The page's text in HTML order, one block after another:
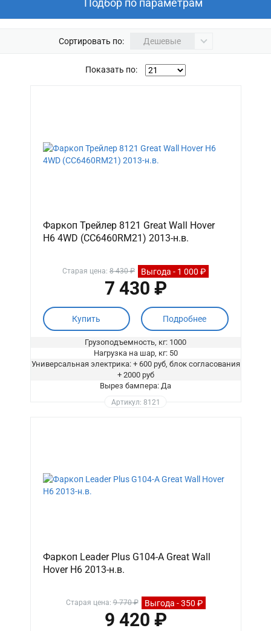
Подбор по параметрам
Сортировать по: Дешевые
Показать по:
Фаркоп Трейлер 8121 Great Wall Hover
H6 4WD (СС6460RМ21) 2013-н.в.
Старая цена: 8 430 ₽ Выгода - 1 000 ₽
7 430 ₽
Купить Подробнее
Грузоподъемность, кг: 1000
Нагрузка на шар, кг: 50
Универсальная электрика: + 600 руб, блок согласования
+ 2000 руб
Вырез бампера: Да
Артикул: 8121
Фаркоп Leader Plus G104-A Great Wall
Hover H6 2013-н.в.
Старая цена:9 770 ₽ Выгода - 350 ₽
9 420 ₽